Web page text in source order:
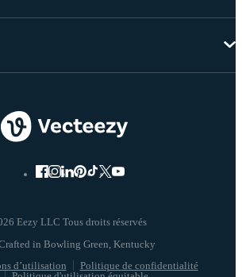
Eezy LLC Tous droits réservés
d’utilisation
Politique de confidentialité